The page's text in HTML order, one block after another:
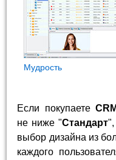
Мудрость
Если покупаете
не ниже "Стандарт",
выбор дизайна из
каждого